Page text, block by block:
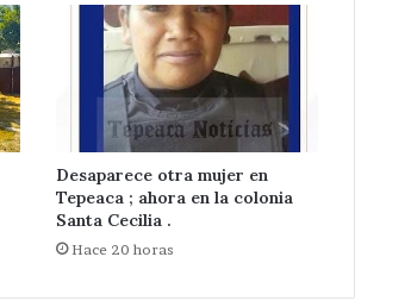
Desaparece otra mujer en
Tepeaca ; ahora en la colonia
Santa Cecilia .
Hace 20 horas